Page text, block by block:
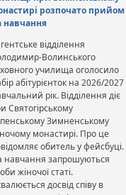
розпочато прийом
навчання
відділення
Волинського
училища оголосило
абітурієнток на 2026/2027
рік. Відділення діє
Святогірському
Зимненському
монастирі. Про це
обитель у фейсбуці.
навчання запрошуються
жіночої статі.
досвід співу в